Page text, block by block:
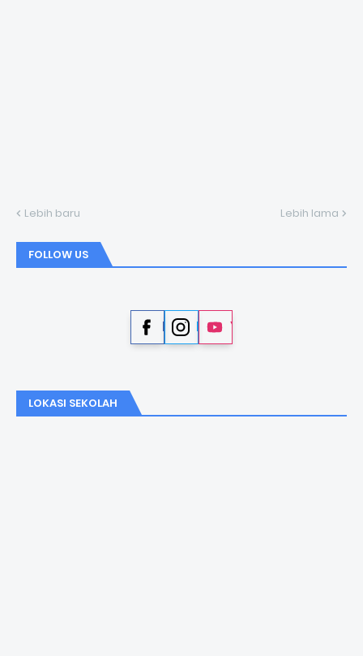
Lebih baru Lebih lama
FOLLOW US
FacebookInstagramYouTube
LOKASI SEKOLAH